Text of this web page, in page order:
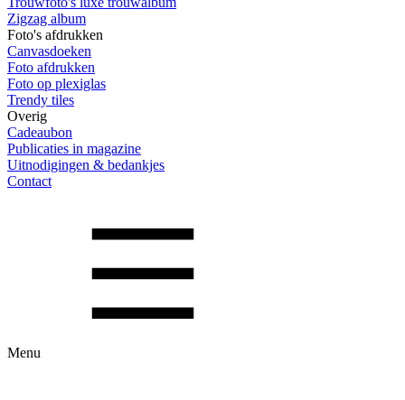
Zigzag album
Foto's afdrukken
Canvasdoeken
Foto afdrukken
Foto op plexiglas
Trendy tiles
Overig
Cadeaubon
Publicaties in magazine
Uitnodigingen & bedankjes
Contact
Menu